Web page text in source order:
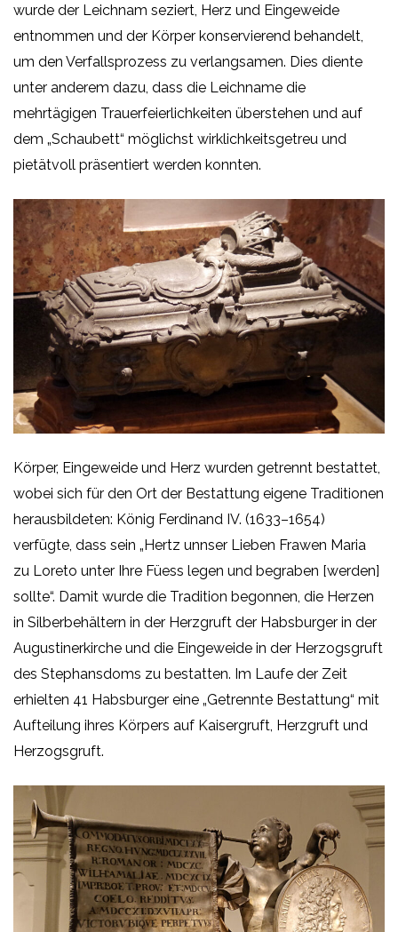
wurde der Leichnam seziert, Herz und Eingeweide
entnommen und der Körper konservierend behandelt,
um den Verfallsprozess zu verlangsamen. Dies diente
unter anderem dazu, dass die Leichname die
mehrtägigen Trauerfeierlichkeiten überstehen und auf
dem „Schaubett“ möglichst wirklichkeitsgetreu und
pietätvoll präsentiert werden konnten.
Körper, Eingeweide und Herz wurden getrennt bestattet,
wobei sich für den Ort der Bestattung eigene Traditionen
herausbildeten: König Ferdinand IV. (1633–1654)
verfügte, dass sein „Hertz unnser Lieben Frawen Maria
zu Loreto unter Ihre Füess legen und begraben [werden]
sollte“. Damit wurde die Tradition begonnen, die Herzen
in Silberbehältern in der Herzgruft der Habsburger in der
Augustinerkirche und die Eingeweide in der Herzogsgruft
des Stephansdoms zu bestatten. Im Laufe der Zeit
erhielten 41 Habsburger eine „Getrennte Bestattung“ mit
Aufteilung ihres Körpers auf Kaisergruft, Herzgruft und
Herzogsgruft.